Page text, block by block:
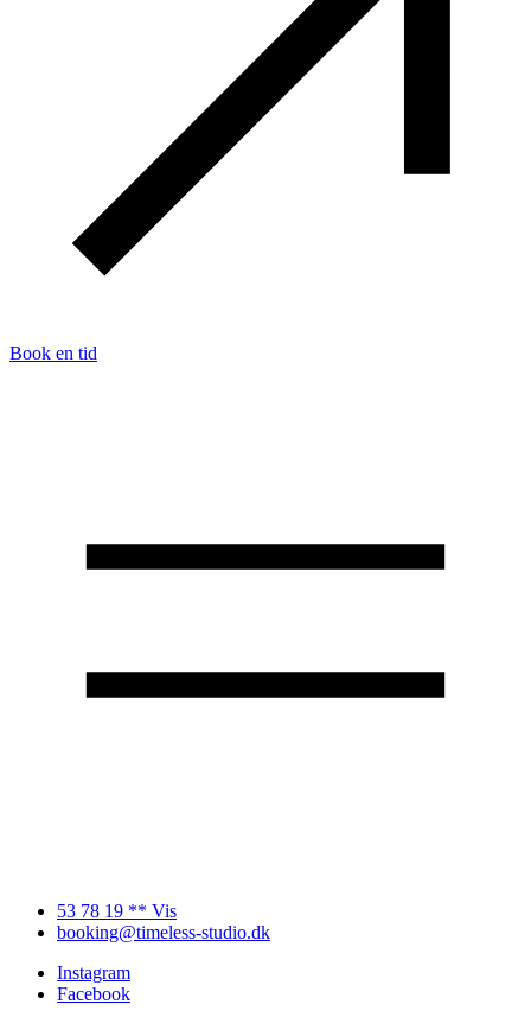
Book en tid
53 78 19 ** Vis
booking@timeless-studio.dk
Instagram
Facebook